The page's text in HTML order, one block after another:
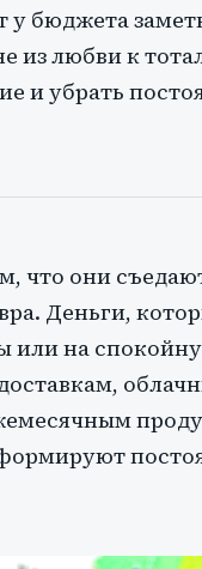
у бюджета
из любви к
и убрать
что они
Деньги,
или на